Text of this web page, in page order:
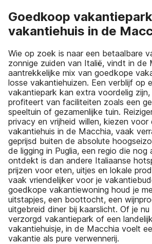
Goedkoop
vakantiehuis in de
Wie op zoek is naar een betaalbare
zonnige zuiden van Italië, vindt in de
aantrekkelijke mix van goedkope
losse vakantiehuizen. Een verblijf op
vakantiepark kan extra voordelig
profiteert van faciliteiten zoals een
speeltuin of gezamenlijke tuin.
privacy en vrijheid willen, kiezen voor
vakantiehuis in de Macchia, vaak
geprijsd buiten de absolute
de ligging in Puglia, een regio die nog
ontdekt is dan andere Italiaanse
prijzen voor eten, uitjes en lokale
vaak vriendelijker voor je
goedkope vakantiewoning houd je
uitstapjes, een boottocht, een
uitgebreid diner bij kaarslicht. Of je
verzorgd vakantiepark of een
vakantiehuisje, in de Macchia voelt
vakantie als pure verwennerij.